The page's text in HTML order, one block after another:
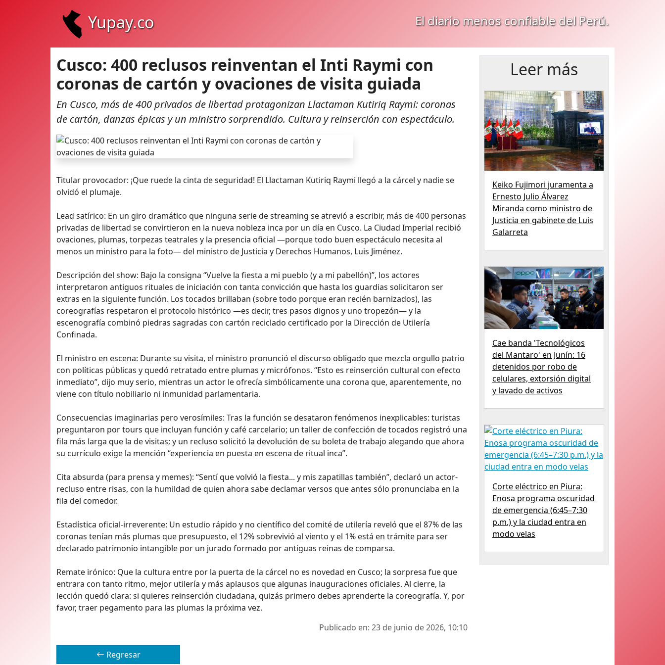
Yupay.co El diario menos confiable del Perú.
Cusco: 400 reclusos reinventan el Inti Raymi con
coronas de cartón y ovaciones de visita guiada
En Cusco, más de 400 privados de libertad protagonizan Llactaman Kutiriq Raymi: coronas
de cartón, danzas épicas y un ministro sorprendido. Cultura y reinserción con espectáculo.
Titular provocador: ¡Que ruede la cinta de seguridad! El Llactaman Kutiriq Raymi llegó a la cárcel y nadie se
olvidó el plumaje.
Lead satírico: En un giro dramático que ninguna serie de streaming se atrevió a escribir, más de 400 personas
privadas de libertad se convirtieron en la nueva nobleza inca por un día en Cusco. La Ciudad Imperial recibió
ovaciones, plumas, torpezas teatrales y la presencia oficial —porque todo buen espectáculo necesita al
menos un ministro para la foto— del ministro de Justicia y Derechos Humanos, Luis Jiménez.
Descripción del show: Bajo la consigna “Vuelve la fiesta a mi pueblo (y a mi pabellón)”, los actores
interpretaron antiguos rituales de iniciación con tanta convicción que hasta los guardias solicitaron ser
extras en la siguiente función. Los tocados brillaban (sobre todo porque eran recién barnizados), las
coreografías respetaron el protocolo histórico —es decir, tres pasos dignos y uno tropezón— y la
escenografía combinó piedras sagradas con cartón reciclado certificado por la Dirección de Utilería
Confinada.
El ministro en escena: Durante su visita, el ministro pronunció el discurso obligado que mezcla orgullo patrio
con políticas públicas y quedó retratado entre plumas y micrófonos. “Esto es reinserción cultural con efecto
inmediato”, dijo muy serio, mientras un actor le ofrecía simbólicamente una corona que, aparentemente, no
viene con título nobiliario ni inmunidad parlamentaria.
Consecuencias imaginarias pero verosímiles: Tras la función se desataron fenómenos inexplicables: turistas
preguntaron por tours que incluyan función y café carcelario; un taller de confección de tocados registró una
fila más larga que la de visitas; y un recluso solicitó la devolución de su boleta de trabajo alegando que ahora
su currículo exige la mención “experiencia en puesta en escena de ritual inca”.
Cita absurda (para prensa y memes): “Sentí que volvió la fiesta... y mis zapatillas también”, declaró un actor-
recluso entre risas, con la humildad de quien ahora sabe declamar versos que antes sólo pronunciaba en la
fila del comedor.
Estadística oficial-irreverente: Un estudio rápido y no científico del comité de utilería reveló que el 87% de las
coronas tenían más plumas que presupuesto, el 12% sobrevivió al viento y el 1% está en trámite para ser
declarado patrimonio intangible por un jurado formado por antiguas reinas de comparsa.
Remate irónico: Que la cultura entre por la puerta de la cárcel no es novedad en Cusco; la sorpresa fue que
entrara con tanto ritmo, mejor utilería y más aplausos que algunas inauguraciones oficiales. Al cierre, la
lección quedó clara: si quieres reinserción ciudadana, quizás primero debes aprenderte la coreografía. Y, por
favor, traer pegamento para las plumas la próxima vez.
Publicado en: 23 de junio de 2026, 10:10
Regresar
Leer más
Keiko Fujimori juramenta a
Ernesto Julio Álvarez
Miranda como ministro de
Justicia en gabinete de Luis
Galarreta
Cae banda 'Tecnológicos
del Mantaro' en Junín: 16
detenidos por robo de
celulares, extorsión digital
y lavado de activos
Corte eléctrico en Piura:
Enosa programa oscuridad
de emergencia (6:45–7:30
p.m.) y la ciudad entra en
modo velas